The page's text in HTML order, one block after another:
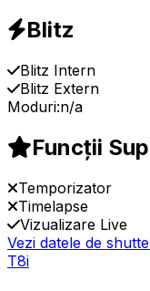
Blitz
Blitz Intern
Blitz Extern
Moduri:n/a
Funcții
Temporizator
Timelapse
Vizualizare Live
Vezi datele de
T8i